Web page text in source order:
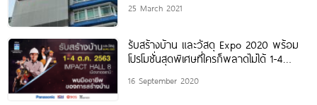
25 March 2021
รับสร้างบ้าน และวัสดุ Expo 2020 พร้อม
โปรโมชั่นสุดพิเศษที่ใครก็พลาดไม่ได้ 1-4
16 September 2020